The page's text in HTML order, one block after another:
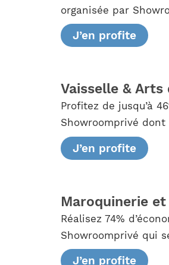
organisée par
J’en profite
Vaisselle &
Profitez de jusqu’à
Showroomprivé dont
J’en profite
Maroquinerie et
Réalisez 74%
Showroomprivé qui
J’en profite